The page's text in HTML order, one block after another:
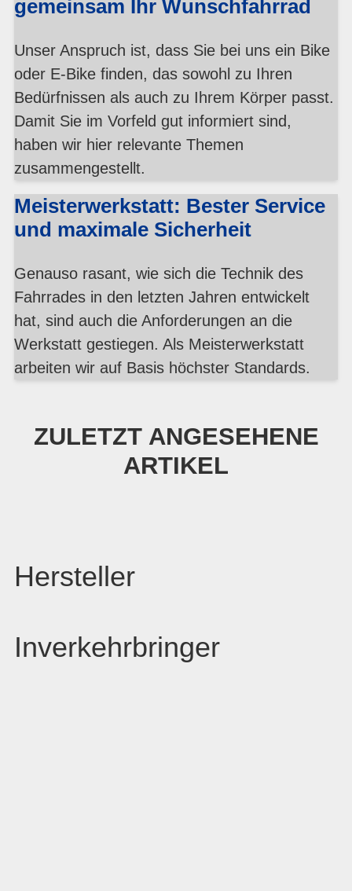
gemeinsam Ihr Wunschfahrrad
Unser Anspruch ist, dass Sie bei uns ein Bike
oder E-Bike finden, das sowohl zu Ihren
Bedürfnissen als auch zu Ihrem Körper passt.
Damit Sie im Vorfeld gut informiert sind,
haben wir hier relevante Themen
zusammengestellt.
Meisterwerkstatt: Bester Service
und maximale Sicherheit
Genauso rasant, wie sich die Technik des
Fahrrades in den letzten Jahren entwickelt
hat, sind auch die Anforderungen an die
Werkstatt gestiegen. Als Meisterwerkstatt
arbeiten wir auf Basis höchster Standards.
ZULETZT ANGESEHENE
ARTIKEL
Hersteller
Inverkehrbringer